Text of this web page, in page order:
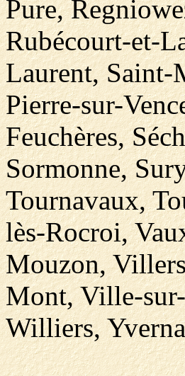
Pure,
Rubécourt-et-
Laurent, Saint-
Pierre-sur-
Feuchères,
Sormonne,
Tournavaux,
lès-Rocroi,
Mouzon,
Mont, Ville-
Williers,